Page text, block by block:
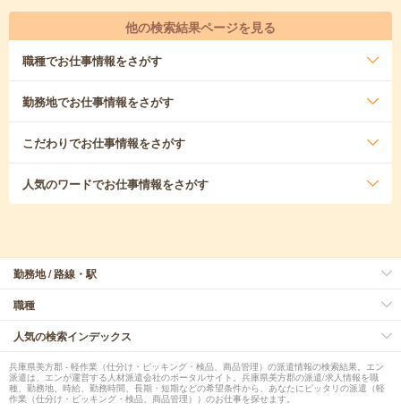
他の検索結果ページを見る
職種でお仕事情報をさがす
勤務地でお仕事情報をさがす
こだわりでお仕事情報をさがす
人気のワードでお仕事情報をさがす
勤務地 / 路線・駅
職種
人気の検索インデックス
兵庫県美方郡 - 軽作業（仕分け・ピッキング・検品、商品管理）の派遣情報の検索結果。エン
派遣は、エンが運営する人材派遣会社のポータルサイト。兵庫県美方郡の派遣/求人情報を職
種、勤務地、時給、勤務時間、長期・短期などの希望条件から、あなたにピッタリの派遣（軽
作業（仕分け・ピッキング・検品、商品管理））のお仕事を探せます。